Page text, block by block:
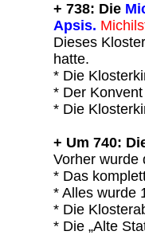
+ 738: Die
Apsis.
Dieses
hatte.
* Die
* Der
* Die
+ Um 740:
Vorher wurde
* Das
* Alles wurde
* Die
* Die „Alte